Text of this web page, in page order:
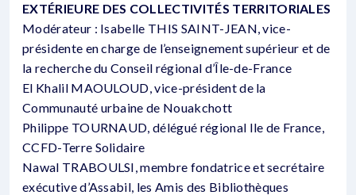
EXTÉRIEURE DES COLLECTIVITÉS TERRITORIALES
Modérateur : Isabelle THIS SAINT-JEAN, vice-
présidente en charge de l’enseignement supérieur et de
la recherche du Conseil régional d’Île-de-France
El Khalil MAOULOUD, vice-président de la
Communauté urbaine de Nouakchott
Philippe TOURNAUD, délégué régional Ile de France,
CCFD-Terre Solidaire
Nawal TRABOULSI, membre fondatrice et secrétaire
exécutive d’Assabil, les Amis des Bibliothèques